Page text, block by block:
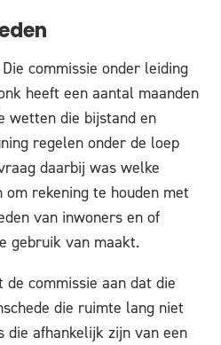
commissie onder leiding
heeft een aantal maanden
wetten die bijstand en
regelen onder de loep
daarbij was welke
rekening te houden met
van inwoners en of
gebruik van maakt.
commissie aan dat die
die ruimte lang niet
die afhankelijk zijn van een